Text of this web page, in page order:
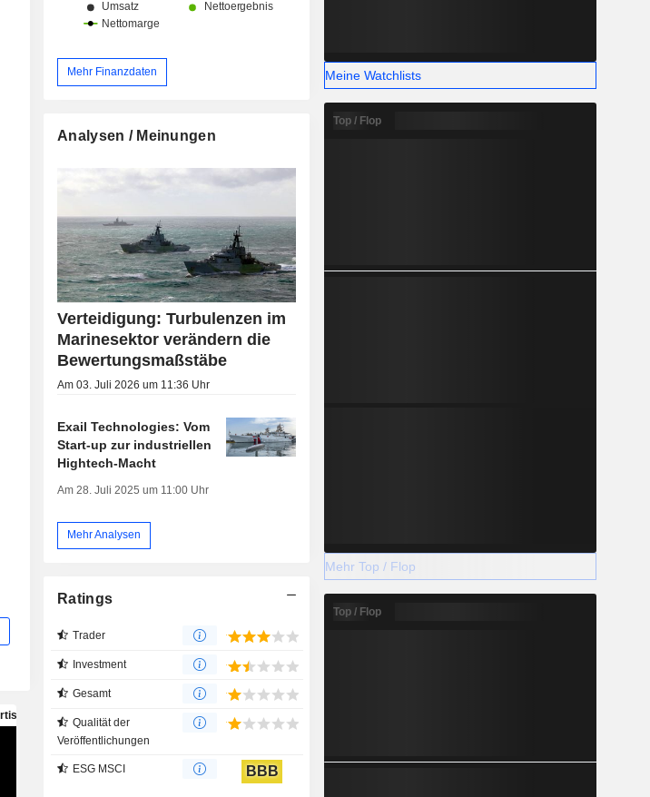
Mehr Finanzdaten
Analysen / Meinungen
Verteidigung: Turbulenzen im
Marinesektor verändern die
Bewertungsmaßstäbe
Am 03. Juli 2026 um 11:36 Uhr
Exail Technologies: Vom
Start-up zur industriellen
Hightech-Macht
Am 28. Juli 2025 um 11:00 Uhr
Mehr Analysen
Ratings
Trader
Investment
Gesamt
Qualität der
Veröffentlichungen
ESG MSCI BBB
Meine Watchlists
Top / Flop
Mehr Top / Flop
Top / Flop